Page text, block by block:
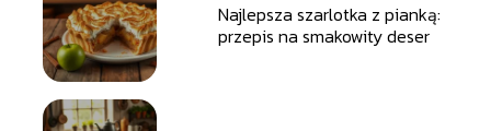
Najlepsza szarlotka z pianką:
przepis na smakowity deser